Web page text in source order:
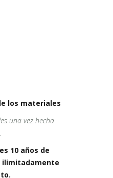
los materiales
una vez hecha
10 años de
ilimitadamente